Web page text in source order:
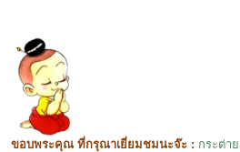
ขอบพระคุณ ที่กรุณาเยี่ยมชมนะจ๊ะ : กระต่า